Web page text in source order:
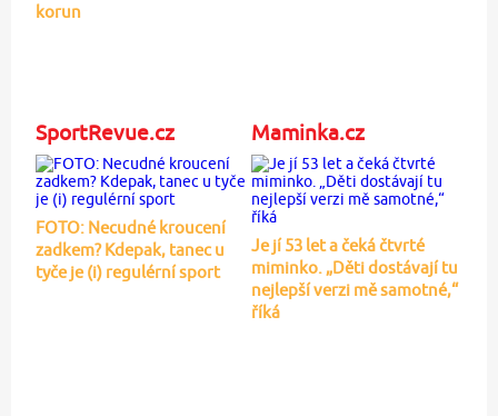
korun
SportRevue.cz
FOTO: Necudné kroucení
zadkem? Kdepak, tanec u
tyče je (i) regulérní sport
Maminka.cz
Je jí 53 let a čeká čtvrté
miminko. „Děti dostávají tu
nejlepší verzi mě samotné,“
říká